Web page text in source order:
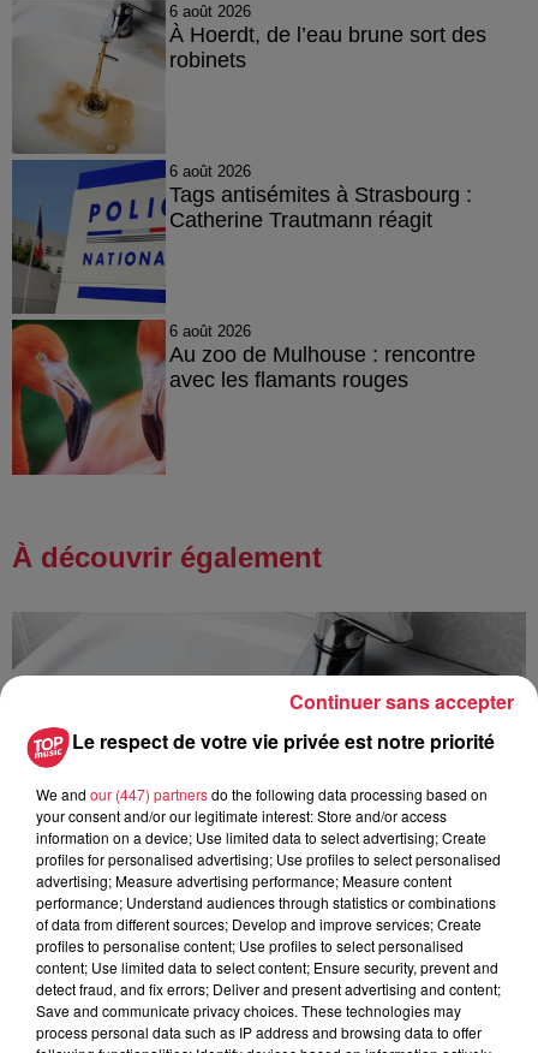
6 août 2026
À Hoerdt, de l’eau brune sort des
robinets
6 août 2026
Tags antisémites à Strasbourg :
Catherine Trautmann réagit
6 août 2026
Au zoo de Mulhouse : rencontre
avec les flamants rouges
À découvrir également
À Hoerdt, de l’eau brune sort des robinets
Le respect de votre vie privée est notre priorité
We and our (447) partnersdo the following data processing based on
your consent and/or our legitimate interest: Store and/or access
information on a device; Use limited data to select advertising; Create
profiles for personalised advertising; Use profiles to select personalised
advertising; Measure advertising performance; Measure content
performance; Understand audiences through statistics or combinations
of data from different sources; Develop and improve services; Create
profiles to personalise content; Use profiles to select personalised
content; Use limited data to select content; Ensure security, prevent and
detect fraud, and fix errors; Deliver and present advertising and content;
Save and communicate privacy choices. These technologies may
process personal data such as IP address and browsing data to offer
Continuer sans accepter